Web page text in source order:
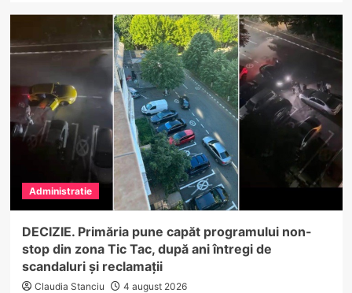
Administratie
DECIZIE. Primăria pune capăt programului non-
stop din zona Tic Tac, după ani întregi de
scandaluri și reclamații
Claudia Stanciu 4 august 2026